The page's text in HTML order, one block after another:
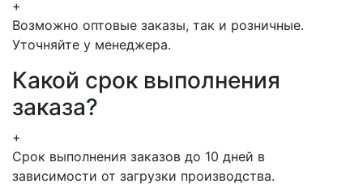
+
Возможно оптовые заказы, так и розничные.
Уточняйте у менеджера.
Какой срок выполнения
заказа?
+
Срок выполнения заказов до 10 дней в
зависимости от загрузки производства.